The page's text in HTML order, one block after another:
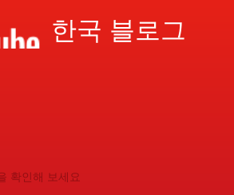
한국 블로그
확인해 보세요